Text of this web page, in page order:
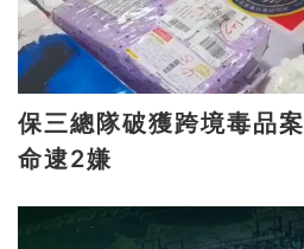
保三總隊破獲跨境毒品案 3D玩具熊藏愷他
命逮2嫌